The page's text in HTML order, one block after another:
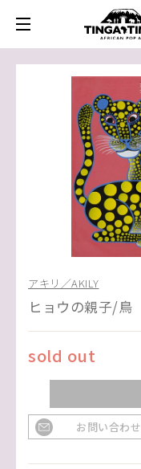
アキリ／AKILY
ヒョウの親子/鳥
sold out
お問い合わせ